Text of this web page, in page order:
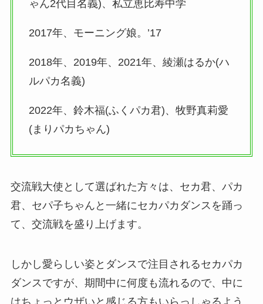
ゃん2代目名義)、私立恵比寿中学
2017年、モーニング娘。’17
2018年、2019年、2021年、綾瀬はるか(ハ
ルパカ名義)
2022年、鈴木福(ふくパカ君)、牧野真莉愛
(まりパカちゃん)
交流戦大使として選ばれた方々は、セカ君、パカ
君、セパ子ちゃんと一緒にセカパカダンスを踊っ
て、交流戦を盛り上げます。
しかし愛らしい姿とダンスで注目されるセカパカ
ダンスですが、期間中に何度も流れるので、中に